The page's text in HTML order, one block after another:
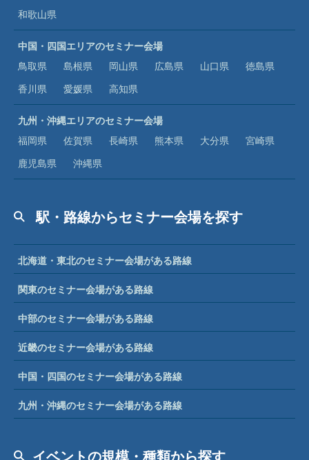
和歌山県
中国・四国エリアのセミナー会場
鳥取県
島根県 岡山県 広島県 山口県
徳島県
香川県
愛媛県 高知県
九州・沖縄エリアのセミナー会場
福岡県
佐賀県 長崎県 熊本県 大分県
宮崎県
鹿児島県
沖縄県
駅・路線からセミナー会場を探す
北海道・東北のセミナー会場がある路線
関東のセミナー会場がある路線
中部のセミナー会場がある路線
近畿のセミナー会場がある路線
中国・四国のセミナー会場がある路線
九州・沖縄のセミナー会場がある路線
イベントの規模・種類から探す